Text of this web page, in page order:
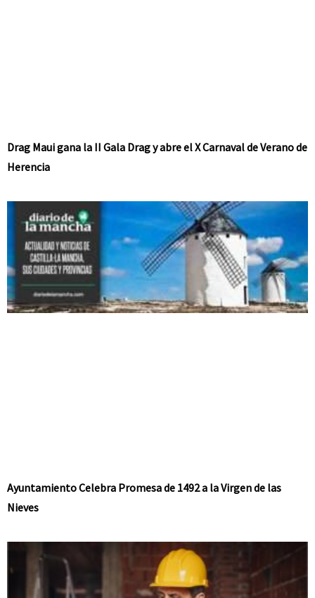
Drag Maui gana la II Gala Drag y abre el X Carnaval de Verano de
Herencia
Ayuntamiento Celebra Promesa de 1492 a la Virgen de las
Nieves